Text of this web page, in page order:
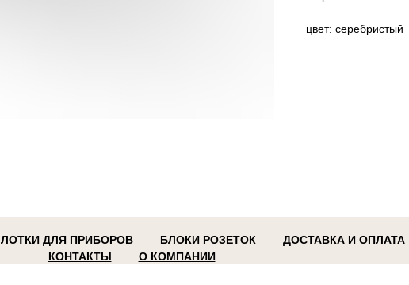
цвет: серебристый
ЛОТКИ ДЛЯ ПРИБОРОВ БЛОКИ РОЗЕТОК
ДОСТАВКА И ОПЛАТА
КОНТАКТЫ
О КОМПАНИИ